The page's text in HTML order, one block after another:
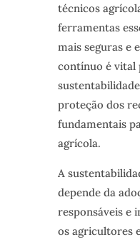
técnicos
ferramentas
mais seguras e
contínuo é vital
proteção dos
fundamentais
agrícola.
A
depende da
responsáveis e
os agricultores